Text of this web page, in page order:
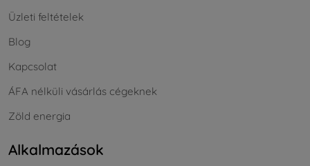
Üzleti feltételek
Blog
Kapcsolat
ÁFA nélküli vásárlás cégeknek
Zöld energia
Alkalmazások